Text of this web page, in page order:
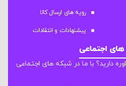
رویه های ارسال کالا
پیشنهادات و انتقادات
اجتماعی
دارید؟ با ما در شبکه های اجتماعی